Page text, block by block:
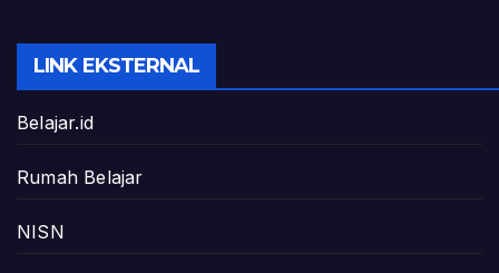
LINK EKSTERNAL
Belajar.id
Rumah Belajar
NISN